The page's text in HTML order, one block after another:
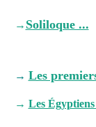
→ Soliloque ...
→ Les
→ Les